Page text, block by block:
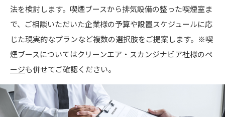
法を検討します。喫煙ブースから排気設備の整った喫煙室ま
で、ご相談いただいた企業様の予算や設置スケジュールに応
じた現実的なプランなど複数の選択肢をご提案します。※喫
煙ブースについてはクリーンエア・スカンジナビア社様のペ
ージも併せてご確認ください。